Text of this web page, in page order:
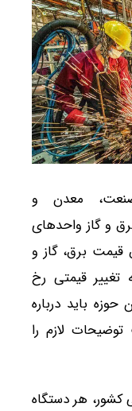
معدن و
و گاز واحدهای
قیمت برق، گاز و
تغییر قیمتی رخ
باید درباره
لازم را
کشور، هر دستگاه